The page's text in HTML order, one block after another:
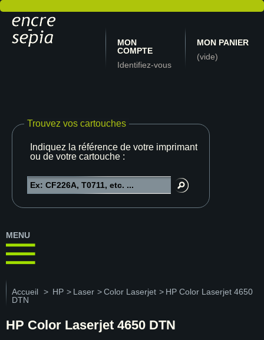
MON
COMPTE
Identifiez-vous
MON PANIER
(vide)
Trouvez vos cartouches
Indiquez la référence de votre imprimante
ou de votre cartouche :
MENU
Accueil > HP > Laser >Color Laserjet > HP Color Laserjet 4650
DTN
HP Color Laserjet 4650 DTN